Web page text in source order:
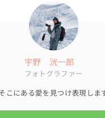
な温泉街が夕日に染まり
りました
し、ゲレンデの雪も薄く
い天気で１日を通してフォ
宇野 洸一郎
フォトグラファー
こにある愛を見つけ表現しま